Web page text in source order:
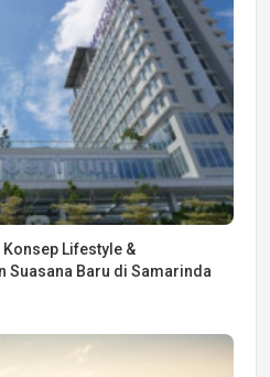
Lifestyle &
Suasana Baru di Samarinda